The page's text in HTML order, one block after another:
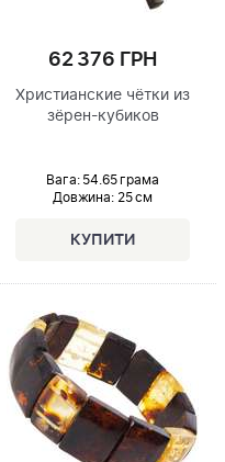
62 376 ГРН
Христианские чётки из
зёрен-кубиков
Вага: 54.65 грама
Довжина:25 см